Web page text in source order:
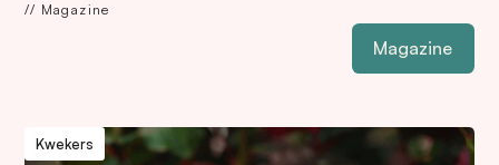
// Magazine
Magazine
Kwekers